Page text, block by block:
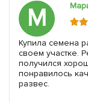
М
Купила семена
своем участке.
получился
понравилось
развес.